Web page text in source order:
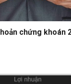
chứng khoán